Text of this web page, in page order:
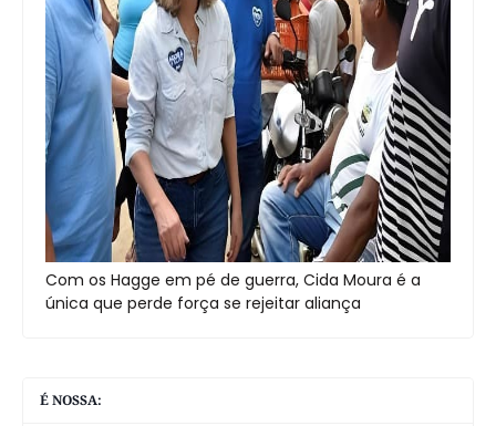
Com os Hagge em pé de guerra, Cida Moura é a
única que perde força se rejeitar aliança
É NOSSA: